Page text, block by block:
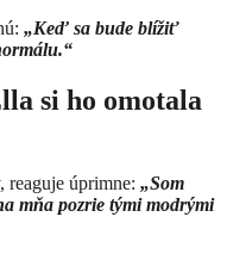
„Keď sa bude blížiť
si ho omotala
reaguje úprimne: „Som
mňa pozrie tými modrými